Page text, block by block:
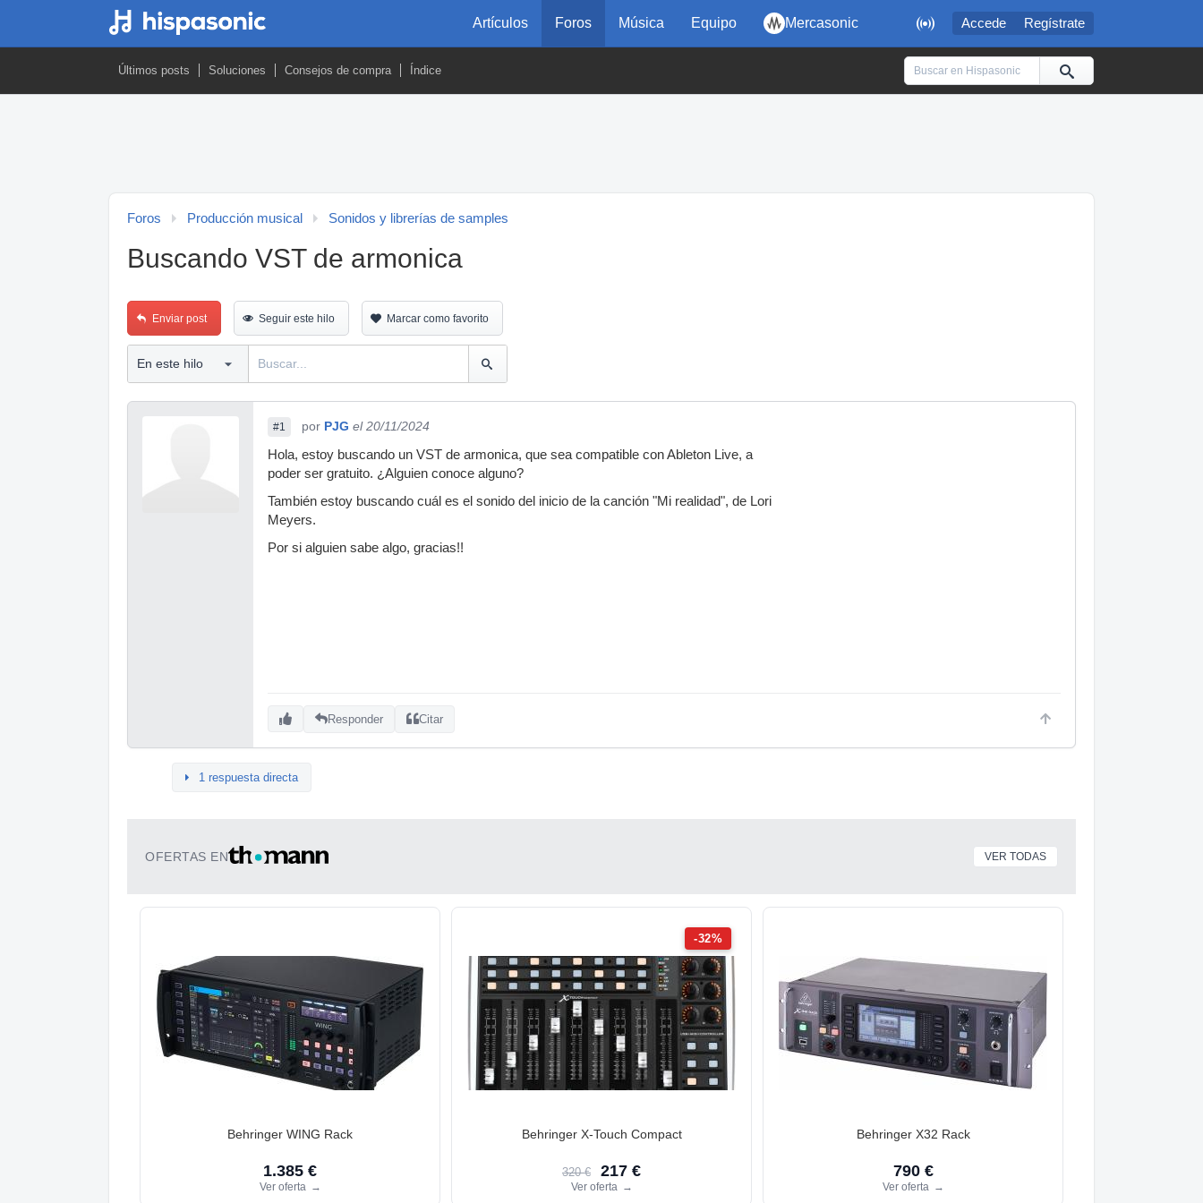
 Accede Regístrate
Artículos Foros Música Equipo Mercasonic
Últimos posts Soluciones Consejos de compra Índice
Foros Producción musical Sonidos y librerías de samples
Buscando VST de armonica
Enviar post Seguir este hilo Marcar como favorito
#1 por PJG el 20/11/2024
Hola, estoy buscando un VST de armonica, que sea compatible con Ableton Live, a
poder ser gratuito. ¿Alguien conoce alguno?
También estoy buscando cuál es el sonido del inicio de la canción "Mi realidad", de Lori
Meyers.
Por si alguien sabe algo, gracias!!
Responder Citar
1 respuesta directa
OFERTAS EN VER TODAS
Behringer WING Rack
1.385 €
Ver oferta →
-32%
Behringer X-Touch Compact
320 € 217 €
Ver oferta →
Behringer X32 Rack
790 €
Ver oferta →